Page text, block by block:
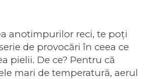
anotimpurilor reci, te poți
de provocări în ceea ce
pielii. De ce? Pentru că
mari de temperatură, aerul